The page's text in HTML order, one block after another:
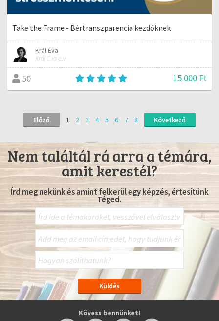
Take the Frame - Bértranszparencia kezdőknek
Král Éva
Král Éva e.v.
50 15 000 Ft
Előző 1 2 3 4 5 6 7 8 Következő
Nem találtál rá arra a témára,
amit kerestél?
Írd meg nekünk és amint felkerül egy képzés, értesítünk
Téged.
Kövess bennünket!